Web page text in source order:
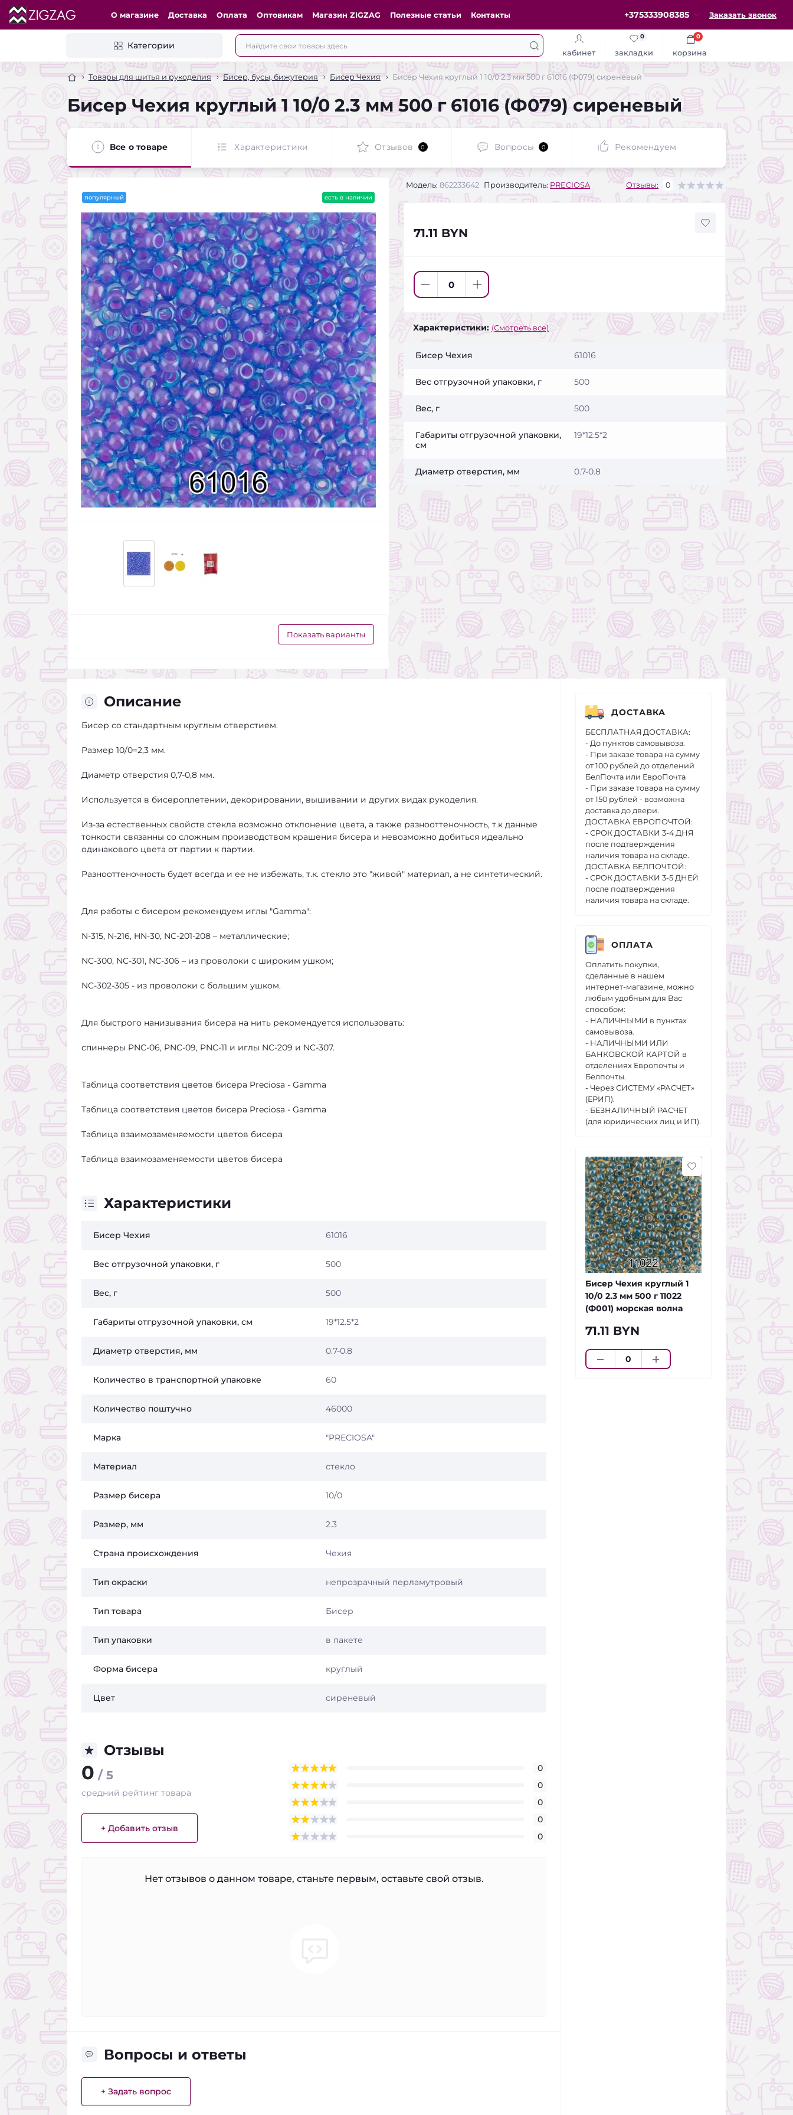
О магазине Доставка Оплата Оптовикам Магазин ZIGZAG Полезные статьи Контакты +375333908385 Заказать звонок
Категории
кабинет закладки
0
корзина
0
Товары для шитья и рукоделия Бисер, бусы, бижутерия Бисер Чехия Бисер Чехия круглый 1 10/0 2.3 мм 500 г 61016 (Ф079) сиреневый
Бисер Чехия круглый 1 10/0 2.3 мм 500 г 61016 (Ф079) сиреневый
Все о товаре Характеристики Отзывов 0 Вопросы 0 Рекомендуем
популярный есть в наличии
Показать варианты
Модель: 862233642 Производитель: PRECIOSA Отзывы: 0
71.11 BYN
Характеристики: (Смотреть все)
Бисер Чехия 61016
Вес отгрузочной упаковки, г 500
Вес, г 500
Габариты отгрузочной упаковки,
см
19*12.5*2
Диаметр отверстия, мм 0.7-0.8
Описание
Бисер со стандартным круглым отверстием.
Размер 10/0=2,3 мм.
Диаметр отверстия 0,7-0,8 мм.
Используется в бисероплетении, декорировании, вышивании и других видах рукоделия.
Из-за естественных свойств стекла возможно отклонение цвета, а также разнооттеночность, т.к данные
тонкости связанны со сложным производством крашения бисера и невозможно добиться идеально
одинакового цвета от партии к партии.
Разнооттеночность будет всегда и ее не избежать, т.к. стекло это "живой" материал, а не синтетический.
Для работы с бисером рекомендуем иглы "Gamma":
N-315, N-216, HN-30, NC-201-208 – металлические;
NC-300, NC-301, NC-306 – из проволоки с широким ушком;
NC-302-305 - из проволоки с большим ушком.
Для быстрого нанизывания бисера на нить рекомендуется использовать:
спиннеры PNC-06, PNC-09, PNC-11 и иглы NC-209 и NC-307.
Таблица соответствия цветов бисера Preciosa - Gamma
Таблица соответствия цветов бисера Preciosa - Gamma
Таблица взаимозаменяемости цветов бисера
Таблица взаимозаменяемости цветов бисера
Характеристики
Бисер Чехия 61016
Вес отгрузочной упаковки, г 500
Вес, г 500
Габариты отгрузочной упаковки, см 19*12.5*2
Диаметр отверстия, мм 0.7-0.8
Количество в транспортной упаковке 60
Количество поштучно 46000
Марка "PRECIOSA"
Материал стекло
Размер бисера 10/0
Размер, мм 2.3
Страна происхождения Чехия
Тип окраски непрозрачный перламутровый
Тип товара Бисер
Тип упаковки в пакете
Форма бисера круглый
Цвет сиреневый
Отзывы
0 / 5
средний рейтинг товара
+ Добавить отзыв
0
0
0
0
0
Нет отзывов о данном товаре, станьте первым, оставьте свой отзыв.
Вопросы и ответы
+ Задать вопрос
ДОСТАВКА
БЕСПЛАТНАЯ ДОСТАВКА:
- До пунктов самовывоза.
- При заказе товара на сумму
от 100 рублей до отделений
БелПочта или ЕвроПочта
- При заказе товара на сумму
от 150 рублей - возможна
доставка до двери.
ДОСТАВКА ЕВРОПОЧТОЙ:
- СРОК ДОСТАВКИ 3-4 ДНЯ
после подтверждения
наличия товара на складе.
ДОСТАВКА БЕЛПОЧТОЙ:
- СРОК ДОСТАВКИ 3-5 ДНЕЙ
после подтверждения
наличия товара на складе.
ОПЛАТА
Оплатить покупки,
сделанные в нашем
интернет-магазине, можно
любым удобным для Вас
способом:
- НАЛИЧНЫМИ в пунктах
самовывоза.
- НАЛИЧНЫМИ ИЛИ
БАНКОВСКОЙ КАРТОЙ в
отделениях Европочты и
Белпочты.
- Через СИСТЕМУ «РАСЧЕТ»
(ЕРИП).
- БЕЗНАЛИЧНЫЙ РАСЧЕТ
(для юридических лиц и ИП).
Бисер Чехия круглый 1
10/0 2.3 мм 500 г 11022
(Ф001) морская волна
71.11 BYN